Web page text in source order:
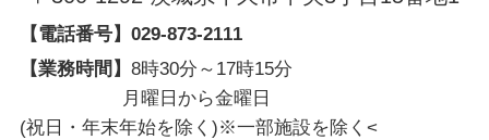
【電話番号】 029-873-2111
【業務時間】 8時30分～17時15分
月曜日から金曜日
(祝日・年末年始を除く)※一部施設を除く <